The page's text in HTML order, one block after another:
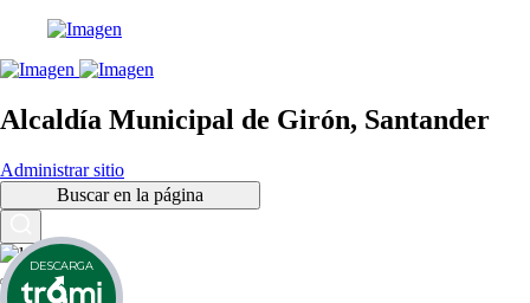
Alcaldía Municipal de Girón, Santander
Administrar sitio
Buscar en la página
DESCARGA